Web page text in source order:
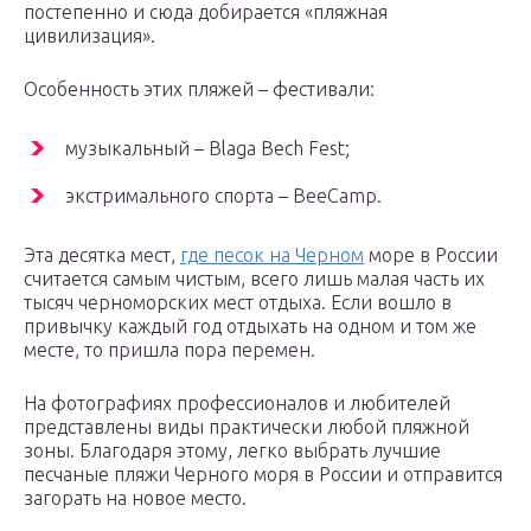
постепенно и сюда добирается «пляжная
цивилизация».
Особенность этих пляжей – фестивали:
музыкальный – Blaga Bech Fest;
экстримального спорта – BeeCamp.
Эта десятка мест, где песок на Черном море в России
считается самым чистым, всего лишь малая часть их
тысяч черноморских мест отдыха. Если вошло в
привычку каждый год отдыхать на одном и том же
месте, то пришла пора перемен.
На фотографиях профессионалов и любителей
представлены виды практически любой пляжной
зоны. Благодаря этому, легко выбрать лучшие
песчаные пляжи Черного моря в России и отправится
загорать на новое место.